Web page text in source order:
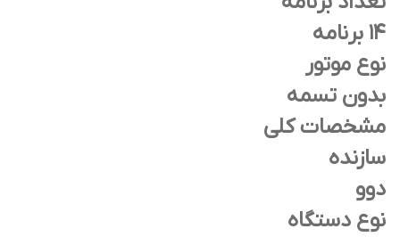
۱۴ برنامه
نوع موتور
بدون تسمه
مشخصات کلی
سازنده
دوو
نوع دستگاه